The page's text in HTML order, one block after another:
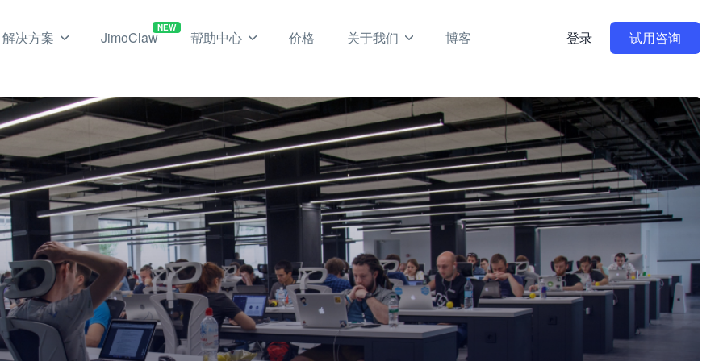
解决方案 JimoClaw
NEW
帮助中心 价格 关于我们 博客 登录 试用咨询